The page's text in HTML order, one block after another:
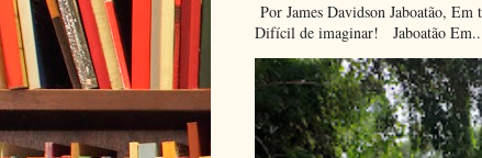
Por James Davidson Jaboatão,
Difícil de imaginar! Jaboatão